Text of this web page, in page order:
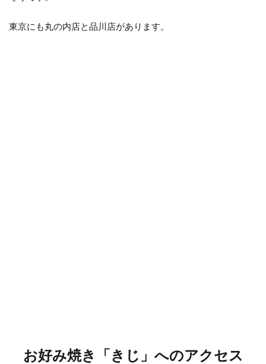
じ」
東京にも丸の内店と品川店があります。
お好み焼き「きじ」へのアクセス